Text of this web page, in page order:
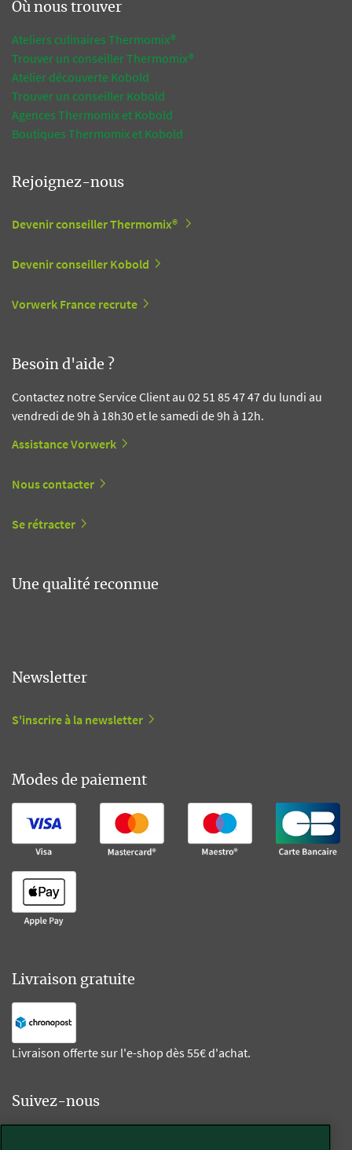
Où nous trouver
Ateliers culinaires Thermomix®
Trouver un conseiller Thermomix®
Atelier découverte Kobold
Trouver un conseiller Kobold
Agences Thermomix et Kobold
Boutiques Thermomix et Kobold
Rejoignez-nous
Devenir conseiller Thermomix®
Devenir conseiller Kobold
Vorwerk France recrute
Besoin d'aide ?
Contactez notre Service Client au 02 51 85 47 47 du lundi au
vendredi de 9h à 18h30 et le samedi de 9h à 12h.
Assistance Vorwerk
Nous contacter
Se rétracter
Une qualité reconnue
Newsletter
S'inscrire à la newsletter
Modes de paiement
Livraison gratuite
Livraison offerte sur l'e-shop dès 55€ d'achat.
Suivez-nous